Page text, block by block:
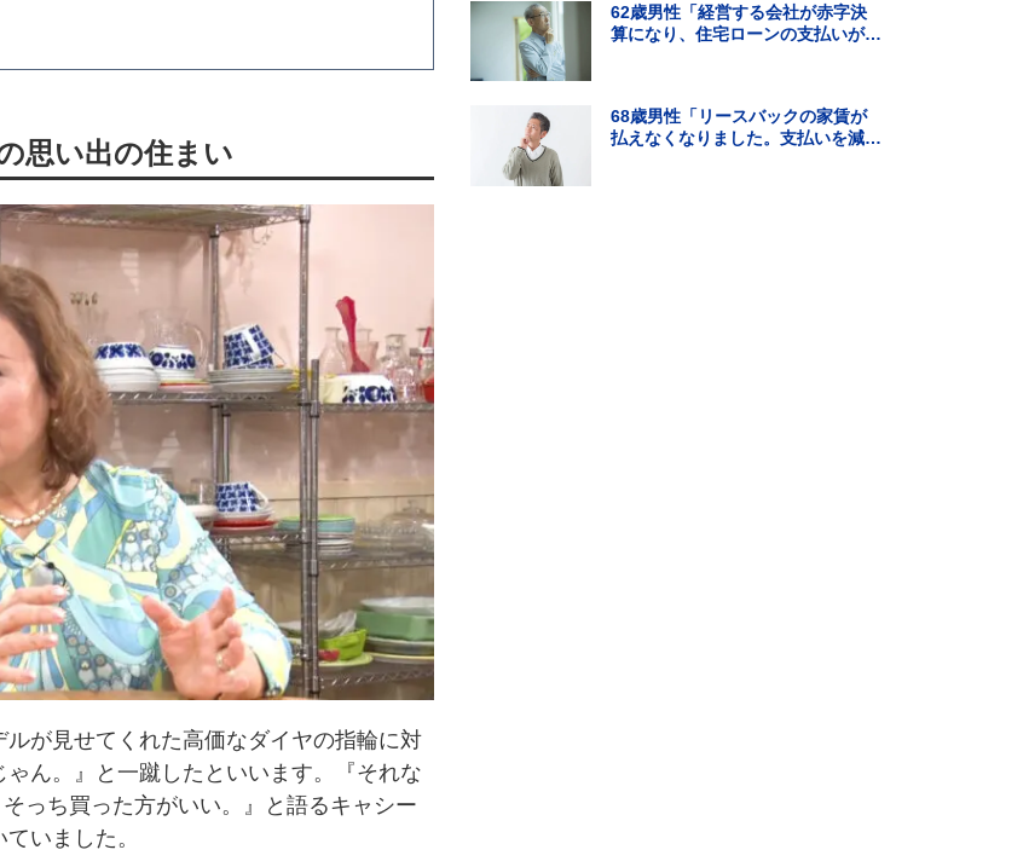
思い出の住まい
が見せてくれた高価なダイヤの指輪に対
ん。』と一蹴したといいます。『それな
っち買った方がいい。』と語るキャシー
いました。
62歳男性「経営する会社が赤字決
算になり、住宅ローンの支払いが難
68歳男性「リースバックの家賃が
払えなくなりました。支払いを減ら